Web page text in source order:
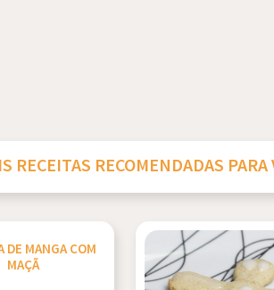
RECEITAS RECOMENDADAS PARA
DE MANGA COM
MAÇÃ